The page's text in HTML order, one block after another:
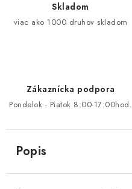
Skladom
viac ako 1000 druhov skladom
Zákaznícka podpora
Pondelok - Piatok 8:00-17:00hod.
Popis